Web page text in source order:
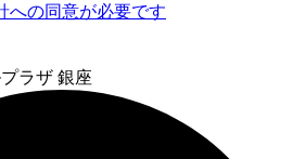
への同意が必要です
ラザ 銀座